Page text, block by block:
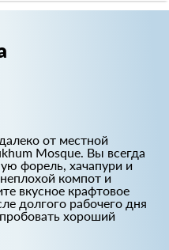
от местной
Mosque. Вы всегда
форель, хачапури и
компот и
вкусное крафтовое
долгого рабочего дня
хороший